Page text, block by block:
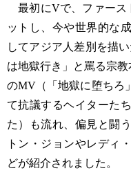
最初にVで、ファース
ットし、今や世界的な
してアジア人差別を描
は地獄行き」と罵る宗
のMV（「地獄に堕ちろ
て抗議するヘイターた
た）も流れ、偏見と闘
トン・ジョンやレディ
どが紹介されました。